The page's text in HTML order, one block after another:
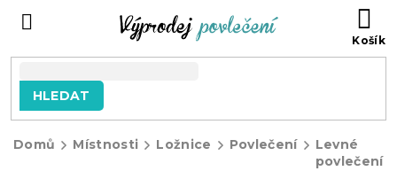
HLEDAT
Domů Místnosti Ložnice Povlečení
Levné
povlečení